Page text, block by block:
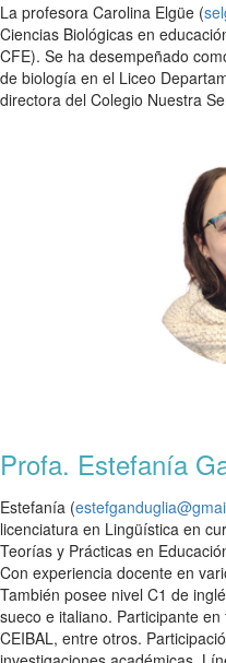
La profesora Carolina Elgüe (
Ciencias Biológicas en
CFE). Se ha desempeñado
de biología en el Liceo
directora del Colegio Nuestra
Profa. Estefanía
Estefanía (
licenciatura en Lingüística en
Teorías y Prácticas en
Con experiencia docente en
También posee nivel C1 de
sueco e italiano. Participante
CEIBAL, entre otros.